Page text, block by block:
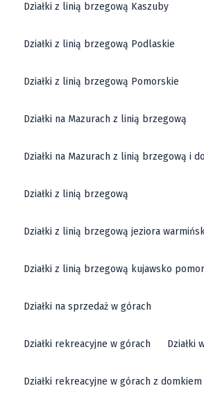
Działki z linią brzegową Kaszuby
Działki z linią brzegową Podlaskie
Działki z linią brzegową Pomorskie
Działki na Mazurach z linią brzegową
Działki na Mazurach z linią brzegową i
Działki z linią brzegową
Działki z linią brzegową jeziora
Działki z linią brzegową kujawsko
Działki na sprzedaż w górach
Działki rekreacyjne w górach Działki
Działki rekreacyjne w górach z domkiem